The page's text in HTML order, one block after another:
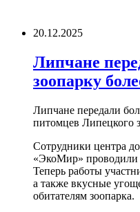
20.12.2025
Липчане
зоопарку
Липчане передали
питомцев Липецкого
Сотрудники центра
«ЭкоМир» проводили
Теперь работы
а также вкусные
обитателям зоопарка.